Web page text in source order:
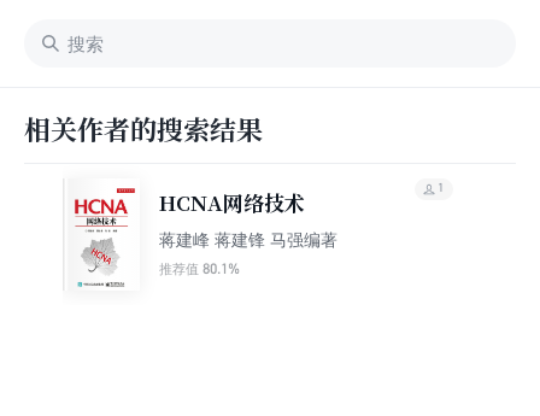
相关作者的搜索结果
HCNA网络技术
蒋建峰 蒋建锋 马强编著
推荐值 80.1%
1